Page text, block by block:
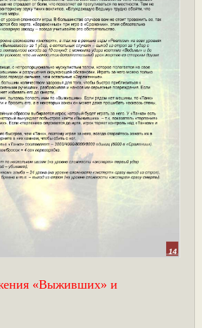
«Выживших» и